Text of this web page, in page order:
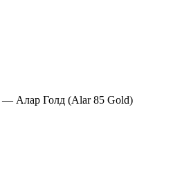
— Алар Голд (Alar 85 Gold)